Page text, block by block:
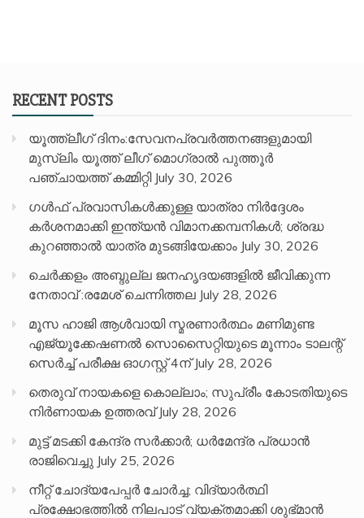
RECENT POSTS
യൂത്ത്ലീഗ് ദിനം:സേവനപ്രവർത്തനങ്ങളുമായി
മുസ്ലിം യൂത്ത് ലീഗ് മൊഗ്രാൽ പുത്തൂർ
പഞ്ചായത്ത് കമ്മിറ്റി July 30, 2026
ഗൾഫ് പ്രവാസികൾക്കുള്ള യാത്രാ നിർദ്ദേശം
കർശനമാക്കി ഇന്ത്യൻ വിമാനക്കമ്പനികൾ; ശ്രദ്ധ
കുറഞ്ഞാൽ യാത്ര മുടങ്ങിയേക്കാം July 30, 2026
ചെർക്കളം അബ്ദുല്ല ജനഹൃദയങ്ങളിൽ ജീവിക്കുന്ന
നേതാവ് :രമേശ് ചെന്നിത്തല July 28, 2026
മൂസ ഹാജി ആൾവായി സ്മരണാർത്ഥം മണിമുണ്ട
എജ്യൂക്കേഷണൽ സൊസൈറ്റിയുടെ മൂന്നാം ടാലന്റ്
സെർച്ച് പരീക്ഷ ഓഗസ്റ്റ് 4ന് July 28, 2026
തെരുവ് നായകളെ കൊല്ലാം; സുപ്രീം കോടതിയുടെ
നിർണായക ഉത്തരവ് July 28, 2026
മുട്ട് മടക്കി കേന്ദ്ര സർക്കാർ; ധർമേന്ദ്ര പ്രധാൻ
രാജിവെച്ചു July 25, 2026
നീറ്റ് ചോദ്യപേപ്പര്‍ ചോര്‍ച്ച; വിദ്യാർത്ഥി
പ്രക്ഷോഭത്തിൽ നിലപാട് വ്യക്തമാക്കി ശുഭ്മാൻ